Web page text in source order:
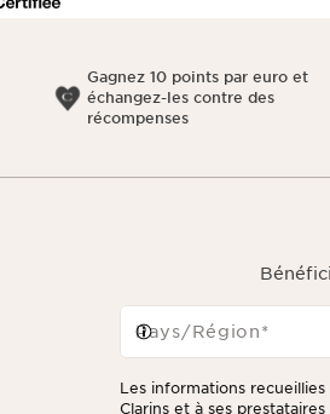
Gagnez 10 points par euro et
échangez-les contre des
récompenses
Pays/Région*
Les informations
Clarins et à ses